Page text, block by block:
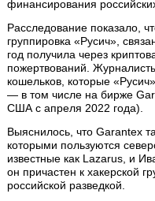
финансирования
Расследование показало,
группировка «Русич»,
год получила через
пожертвований.
кошельков, которые
— в том числе на бирже
США с апреля 2022 года).
Выяснилось, что Garantex
которыми пользуются
известные как Lazarus, и
он причастен к хакерской
российской разведкой.